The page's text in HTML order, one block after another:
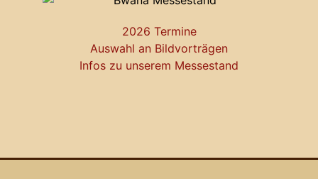
2026 Termine
Auswahl an Bildvorträgen
Infos zu unserem Messestand